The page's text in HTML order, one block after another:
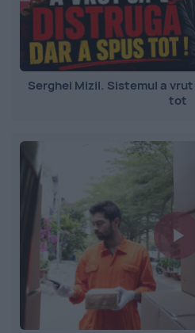
Serghei Mizil. Sistemul a
tot